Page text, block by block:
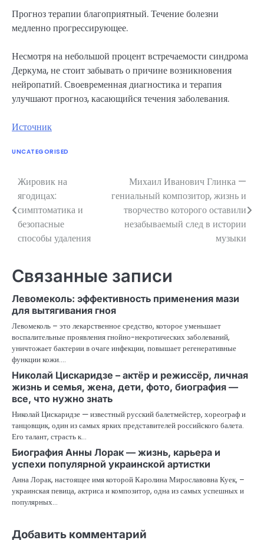
Прогноз терапии благоприятный. Течение болезни
медленно прогрессирующее.
Несмотря на небольшой процент встречаемости синдрома
Деркума, не стоит забывать о причине возникновения
нейропатий. Своевременная диагностика и терапия
улучшают прогноз, касающийся течения заболевания.
Источник
UNCATEGORISED
Навигация
по
записям
Жировик на
ягодицах:
симптоматика и
безопасные
способы удаления
Михаил Иванович Глинка —
гениальный композитор, жизнь и
творчество которого оставили
незабываемый след в истории
музыки
Связанные записи
Левомеколь: эффективность применения мази
для вытягивания гноя
Левомеколь – это лекарственное средство, которое уменьшает
воспалительные проявления гнойно-некротических заболеваний,
уничтожает бактерии в очаге инфекции, повышает регенеративные
функции кожи.…
Николай Цискаридзе – актёр и режиссёр, личная
жизнь и семья, жена, дети, фото, биография —
все, что нужно знать
Николай Цискаридзе — известный русский балетмейстер, хореограф и
танцовщик, один из самых ярких представителей российского балета.
Его талант, страсть к…
Биография Анны Лорак — жизнь, карьера и
успехи популярной украинской артистки
Анна Лорак, настоящее имя которой Каролина Мирославовна Куек, –
украинская певица, актриса и композитор, одна из самых успешных и
популярных…
Добавить комментарий